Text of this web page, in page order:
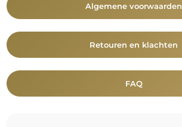
Algemene voorwaarden
Retouren en klachten
FAQ